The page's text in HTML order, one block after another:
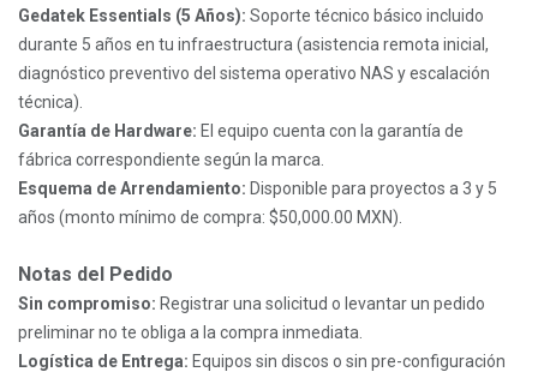
Gedatek Essentials (5 Años): Soporte técnico básico incluido
durante 5 años en tu infraestructura (asistencia remota inicial,
diagnóstico preventivo del sistema operativo NAS y escalación
técnica).
Garantía de Hardware: El equipo cuenta con la garantía de
fábrica correspondiente según la marca.
Esquema de Arrendamiento: Disponible para proyectos a 3 y 5
años (monto mínimo de compra: $50,000.00 MXN).
Notas del Pedido
Sin compromiso: Registrar una solicitud o levantar un pedido
preliminar no te obliga a la compra inmediata.
Logística de Entrega: Equipos sin discos o sin pre-configuración